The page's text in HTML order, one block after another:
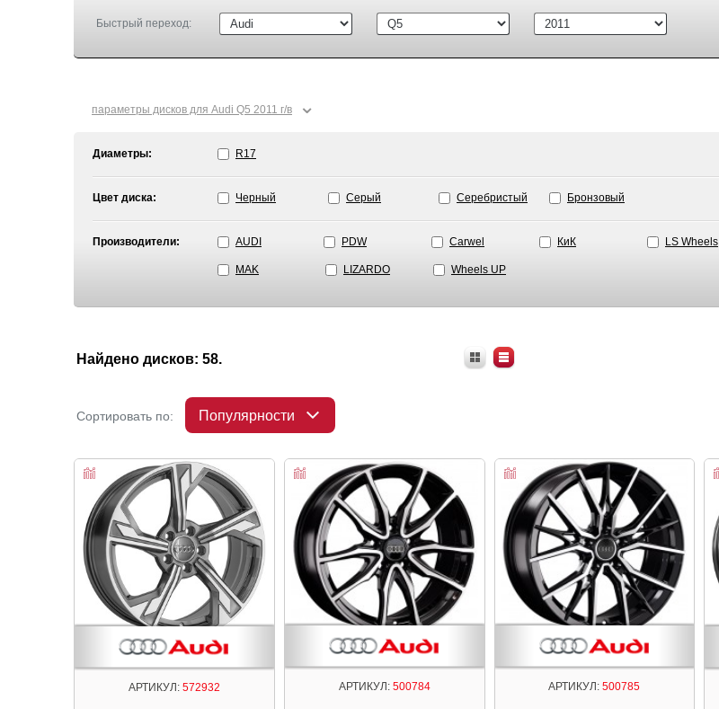
Быстрый переход:
параметры дисков для Audi Q5 2011 г/в ⌄
Диаметры: R17
Цвет диска: Черный Серый Серебристый Бронзовый
Производители: AUDI PDW Carwel КиК LS Wheels
MAK LIZARDO Wheels UP
Найдено дисков: 58.
Сортировать по: Популярности
АРТИКУЛ:572932 АРТИКУЛ:500784 АРТИКУЛ: 500785